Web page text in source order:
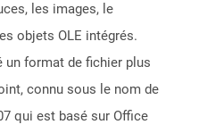
les images, le
objets OLE intégrés.
format de fichier plus
connu sous le nom de
qui est basé sur Office